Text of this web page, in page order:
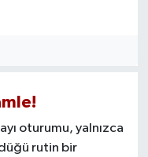
oturumu, yalnızca
rutin bir